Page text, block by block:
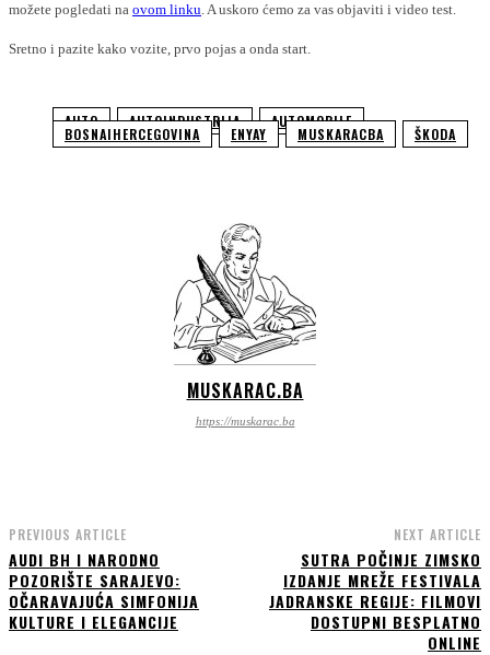
možete pogledati na ovom linku. A uskoro ćemo za vas objaviti i video test.
Sretno i pazite kako vozite, prvo pojas a onda start.
AUTO AUTOINDUSTRIJA AUTOMOBILE
BOSNAIHERCEGOVINA ENYAY MUSKARACBA ŠKODA
MUSKARAC.BA
https://muskarac.ba
PREVIOUS ARTICLE
AUDI BH I NARODNO
POZORIŠTE SARAJEVO:
OČARAVAJUĆA SIMFONIJA
KULTURE I ELEGANCIJE
NEXT ARTICLE
SUTRA POČINJE ZIMSKO
IZDANJE MREŽE FESTIVALA
JADRANSKE REGIJE: FILMOVI
DOSTUPNI BESPLATNO
ONLINE